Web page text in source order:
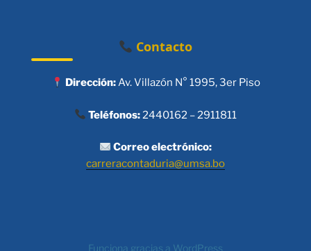
Contacto
Dirección:Av. Villazón N° 1995, 3er Piso
Teléfonos:2440162 – 2911811
Correo electrónico:
carreracontaduria@umsa.bo
Funciona gracias a WordPress